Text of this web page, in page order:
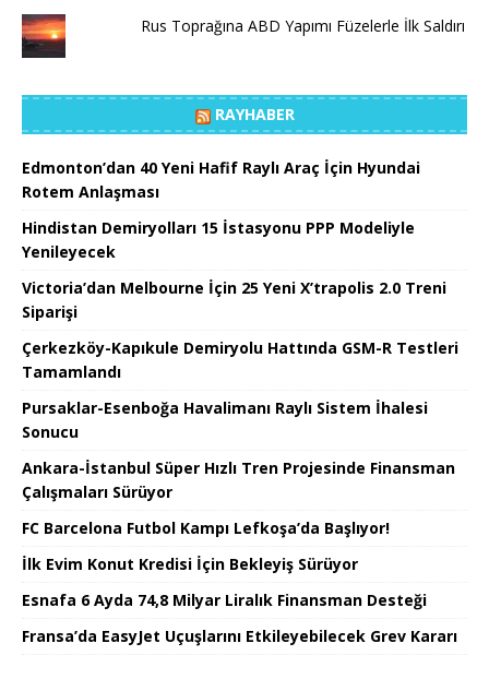
Rus Toprağına ABD Yapımı Füzelerle İlk Saldırı
RAYHABER
Edmonton’dan 40 Yeni Hafif Raylı Araç İçin Hyundai
Rotem Anlaşması
Hindistan Demiryolları 15 İstasyonu PPP Modeliyle
Yenileyecek
Victoria’dan Melbourne İçin 25 Yeni X’trapolis 2.0 Treni
Siparişi
Çerkezköy-Kapıkule Demiryolu Hattında GSM-R Testleri
Tamamlandı
Pursaklar-Esenboğa Havalimanı Raylı Sistem İhalesi
Sonucu
Ankara-İstanbul Süper Hızlı Tren Projesinde Finansman
Çalışmaları Sürüyor
FC Barcelona Futbol Kampı Lefkoşa’da Başlıyor!
İlk Evim Konut Kredisi İçin Bekleyiş Sürüyor
Esnafa 6 Ayda 74,8 Milyar Liralık Finansman Desteği
Fransa’da EasyJet Uçuşlarını Etkileyebilecek Grev Kararı